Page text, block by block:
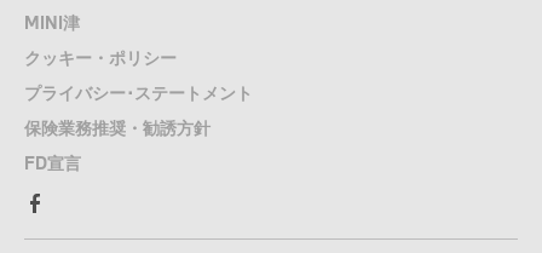
MINI津
クッキー・ポリシー
プライバシー･ステートメント
保険業務推奨・勧誘方針
FD宣言